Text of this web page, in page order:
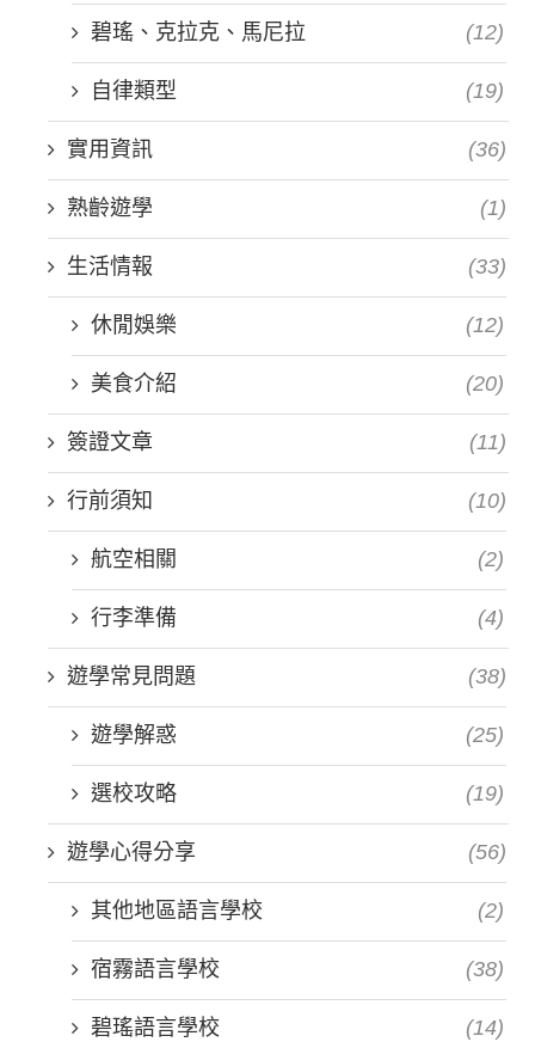
碧瑤、克拉克、馬尼拉 (12)
自律類型 (19)
實用資訊 (36)
熟齡遊學 (1)
生活情報 (33)
休閒娛樂 (12)
美食介紹 (20)
簽證文章 (11)
行前須知 (10)
航空相關 (2)
行李準備 (4)
遊學常見問題 (38)
遊學解惑 (25)
選校攻略 (19)
遊學心得分享 (56)
其他地區語言學校 (2)
宿霧語言學校 (38)
碧瑤語言學校 (14)